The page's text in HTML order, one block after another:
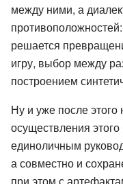
между ними, а
решается
игру, выбор между
построением
Ну и уже после этого
осуществления
единоличным
а совместно и
при этом с